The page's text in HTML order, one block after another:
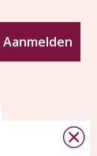
Aanmelden